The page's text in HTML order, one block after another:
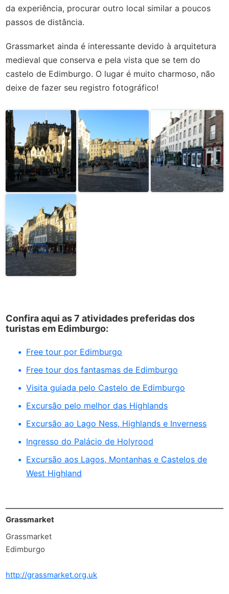
da experiência, procurar outro local similar a poucos
passos de distância.
Grassmarket ainda é interessante devido à arquitetura
medieval que conserva e pela vista que se tem do
castelo de Edimburgo. O lugar é muito charmoso, não
deixe de fazer seu registro fotográfico!
Confira aqui as 7 atividades preferidas dos
turistas em Edimburgo:
Free tour por Edimburgo
Free tour dos fantasmas de Edimburgo
Visita guiada pelo Castelo de Edimburgo
Excursão pelo melhor das Highlands
Excursão ao Lago Ness, Highlands e Inverness
Ingresso do Palácio de Holyrood
Excursão aos Lagos, Montanhas e Castelos de
West Highland
Grassmarket
Grassmarket
Edimburgo
http://grassmarket.org.uk